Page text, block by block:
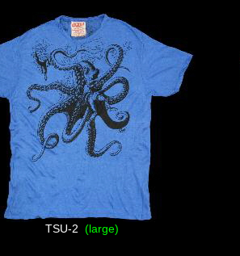
TSU-2 (large)